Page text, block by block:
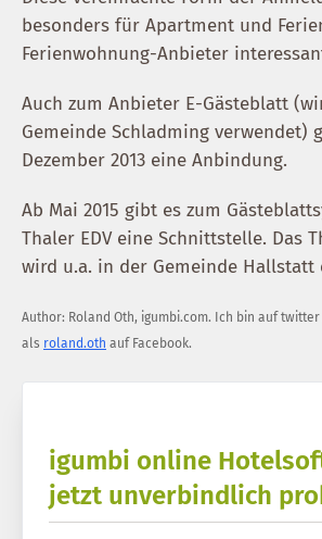
besonders für Apartment und
Ferienwohnung-Anbieter
Auch zum Anbieter E-Gästeblatt
Gemeinde Schladming verwendet)
Dezember 2013 eine Anbindung.
Ab Mai 2015 gibt es zum
Thaler EDV eine Schnittstelle. Das
wird u.a. in der Gemeinde Hallstatt
Author: Roland Oth, igumbi.com. Ich bin auf twitter
als roland.oth auf Facebook.
igumbi online
jetzt unverbindlich